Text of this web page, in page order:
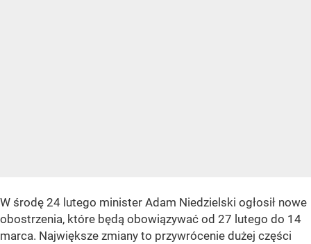
W środę 24 lutego minister Adam Niedzielski ogłosił nowe
obostrzenia, które będą obowiązywać od 27 lutego do 14
marca. Największe zmiany to przywrócenie dużej części